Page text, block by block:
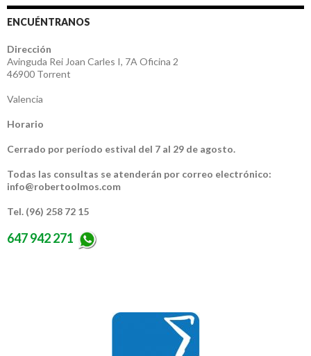
ENCUÉNTRANOS
Dirección
Avinguda Rei Joan Carles I, 7A Oficina 2
46900 Torrent
Valencia
Horario
Cerrado por período estival del 7 al 29 de agosto.
Todas las consultas se atenderán por correo electrónico:
info@robertoolmos.com
Tel. (96) 258 72 15
647 942 271